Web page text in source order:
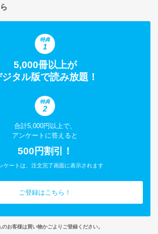
特典
1
5,000冊以上が
ジタル版で読み放題！
特典
2
合計5,000円以上で、
アンケートに答えると
500円割引！
ケートは、注文完了画面に表示されます
ご登録はこちら！
お客様は買い物かごよりご登録ください。